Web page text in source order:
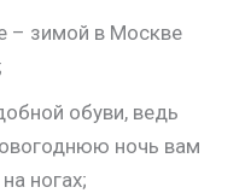
– зимой в Москве
обуви, ведь
ночь вам
ногах;